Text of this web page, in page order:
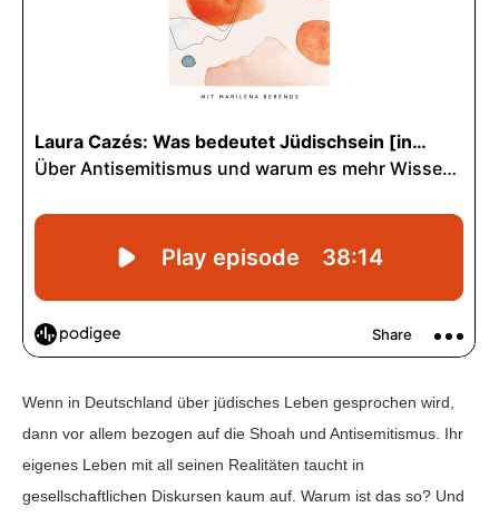
Wenn in Deutschland über jüdisches Leben gesprochen wird,
dann vor allem bezogen auf die Shoah und Antisemitismus. Ihr
eigenes Leben mit all seinen Realitäten taucht in
gesellschaftlichen Diskursen kaum auf. Warum ist das so? Und